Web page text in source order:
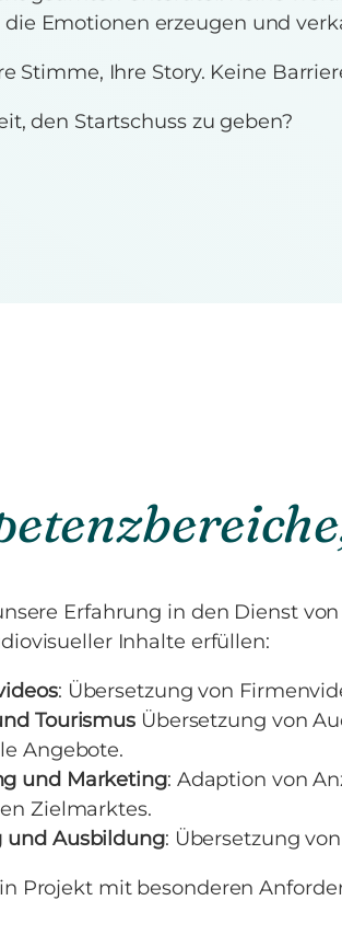
Emotionen erzeugen und
Stimme, Ihre Story. Keine
den Startschuss zu geben?
Erfahrung in den Dienst
Inhalte erfüllen:
: Übersetzung von
Tourismus Übersetzung von
Angebote.
und Marketing: Adaption von
Zielmarktes.
und Ausbildung: Übersetzung
Projekt mit besonderen